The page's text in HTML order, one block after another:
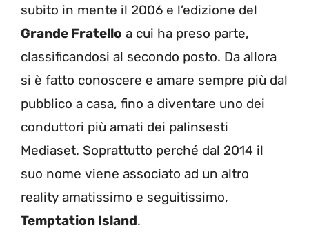
subito in mente il 2006 e l’edizione del
Grande Fratello a cui ha preso parte,
classificandosi al secondo posto. Da allora
si è fatto conoscere e amare sempre più dal
pubblico a casa, fino a diventare uno dei
conduttori più amati dei palinsesti
Mediaset. Soprattutto perché dal 2014 il
suo nome viene associato ad un altro
reality amatissimo e seguitissimo,
Temptation Island.